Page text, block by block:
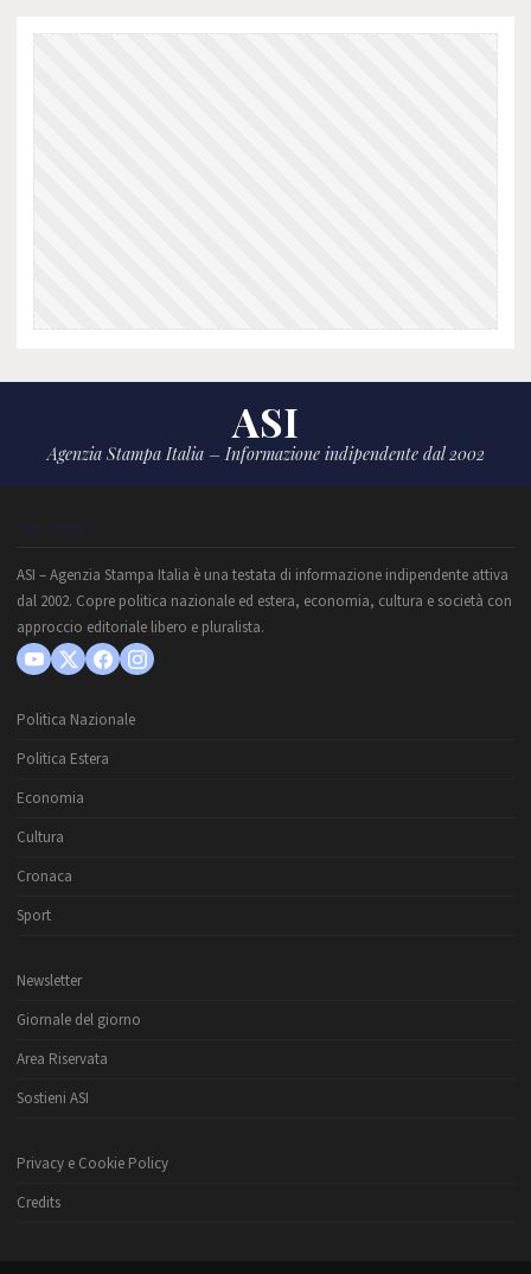
ASI
Agenzia Stampa Italia – Informazione indipendente dal 2002
CHI SIAMO
ASI – Agenzia Stampa Italia è una testata di informazione indipendente attiva
dal 2002. Copre politica nazionale ed estera, economia, cultura e società con
approccio editoriale libero e pluralista.
Politica Nazionale
Politica Estera
Economia
Cultura
Cronaca
Sport
Newsletter
Giornale del giorno
Area Riservata
Sostieni ASI
Privacy e Cookie Policy
Credits